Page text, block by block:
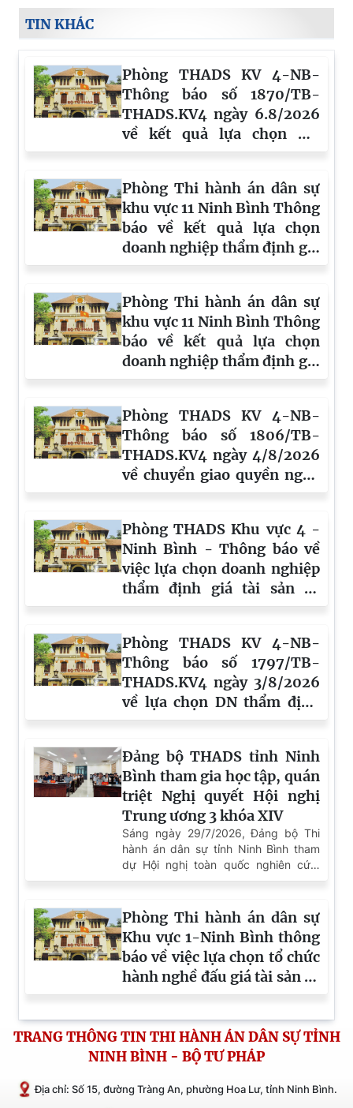
TIN KHÁC
Phòng THADS KV 4-NB-
Thông báo số 1870/TB-
THADS.KV4 ngày 6.8/2026
về kết quả lựa chọn DN
thẩm định giá tài sản
Phòng Thi hành án dân sự
khu vực 11 Ninh Bình Thông
báo về kết quả lựa chọn
doanh nghiệp thẩm định giá
số 1774/TB-THADS.KV11
Phòng Thi hành án dân sự
khu vực 11 Ninh Bình Thông
báo về kết quả lựa chọn
doanh nghiệp thẩm định giá
số 1773/TB-THADS.KV11
Phòng THADS KV 4-NB-
Thông báo số 1806/TB-
THADS.KV4 ngày 4/8/2026
về chuyển giao quyền nghã
vụ của người được thi hành
Phòng THADS Khu vực 4 -
Ninh Bình - Thông báo về
việc lựa chọn doanh nghiệp
thẩm định giá tài sản số
1807/TB-THADS.KV4 ngày
Phòng THADS KV 4-NB-
Thông báo số 1797/TB-
THADS.KV4 ngày 3/8/2026
về lựa chọn DN thẩm định
giá TS ( Vụ Hà - Huy)
Đảng bộ THADS tỉnh Ninh
Bình tham gia học tập, quán
triệt Nghị quyết Hội nghị
Trung ương 3 khóa XIV
Sáng ngày 29/7/2026, Đảng bộ Thi
hành án dân sự tỉnh Ninh Bình tham
dự Hội nghị toàn quốc nghiên cứu,
học tập, quán triệt và triển khai thực
Ban Chấp hành Trung ương Đảng
khóa XIV bằng hình thức trực tuyến,
kết nối với điểm cầu Trung ương.
Phòng Thi hành án dân sự
Khu vực 1-Ninh Bình thông
báo về việc lựa chọn tổ chức
hành nghề đấu giá tài sản số
257/TB-THADS.KV1 ngày
28/7/2026
TRANG THÔNG TIN THI HÀNH ÁN DÂN SỰ TỈNH
NINH BÌNH - BỘ TƯ PHÁP
Địa chỉ: Số 15, đường Tràng An, phường Hoa Lư, tỉnh Ninh Bình.